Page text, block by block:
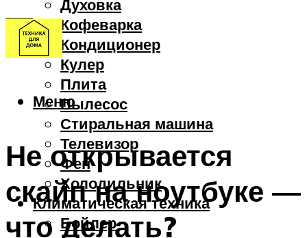
Духовка
Кофеварка
Кондиционер
Кулер
Плита
Пылесос
Стиральная машина
Телевизор
Фен
Холодильник
Климатическая техника
Бойлер
Меню
Не открывается
скайп на ноутбуке —
что делать?